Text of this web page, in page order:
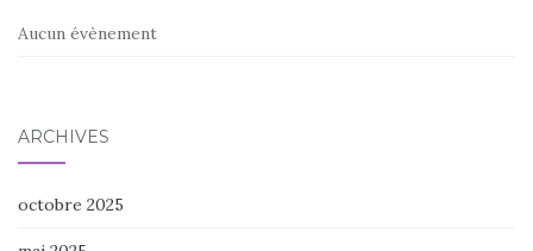
Aucun évènement
ARCHIVES
octobre 2025